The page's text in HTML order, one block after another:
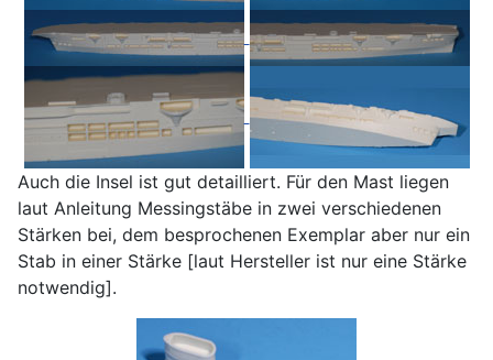
Auch die Insel ist gut detailliert. Für den Mast liegen
laut Anleitung Messingstäbe in zwei verschiedenen
Stärken bei, dem besprochenen Exemplar aber nur ein
Stab in einer Stärke [laut Hersteller ist nur eine Stärke
notwendig].